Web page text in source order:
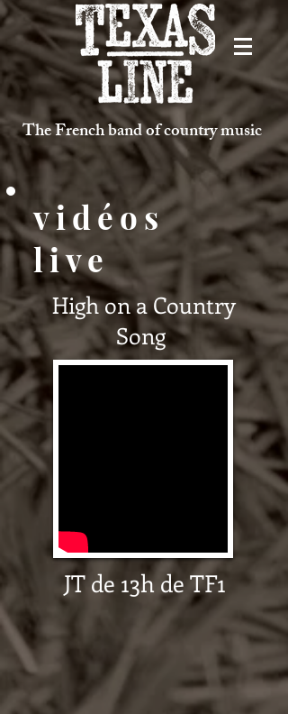
The French band of country music
vidéos
live
High on a Country
Song
JT de 13h de TF1